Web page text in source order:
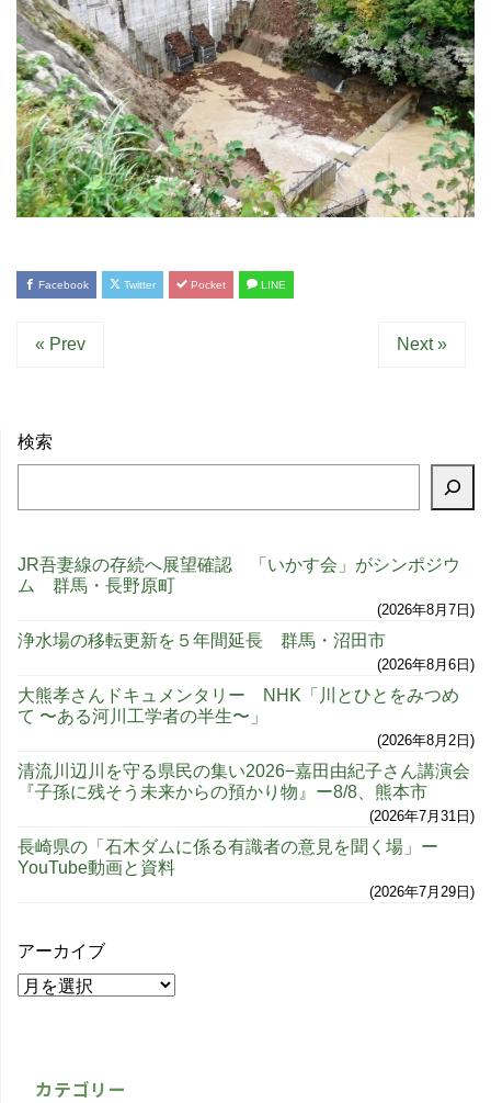
Facebook Twitter Pocket LINE
« Prev Next »
検索
JR吾妻線の存続へ展望確認 「いかす会」がシンポジウ
ム 群馬・長野原町
2026年8月7日
浄水場の移転更新を５年間延長 群馬・沼田市
2026年8月6日
大熊孝さんドキュメンタリー NHK「川とひとをみつめ
て 〜ある河川工学者の半生〜」
2026年8月2日
清流川辺川を守る県民の集い2026−嘉田由紀子さん講演会
『子孫に残そう未来からの預かり物』ー8/8、熊本市
2026年7月31日
長崎県の「石木ダムに係る有識者の意見を聞く場」ー
YouTube動画と資料
2026年7月29日
アーカイブ
カテゴリー